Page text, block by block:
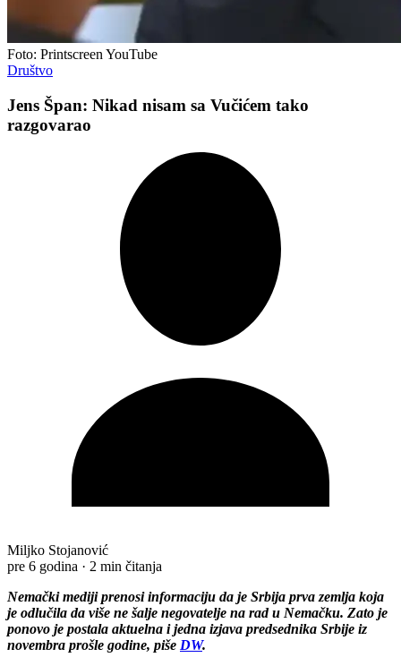
Foto: Printscreen YouTube
Društvo
Jens Špan: Nikad nisam sa Vučićem tako
razgovarao
Miljko Stojanović
pre 6 godina · 2 min čitanja
Nemački mediji prenosi informaciju da je Srbija prva zemlja koja
je odlučila da više ne šalje negovatelje na rad u Nemačku. Zato je
ponovo je postala aktuelna i jedna izjava predsednika Srbije iz
novembra prošle godine, piše DW.